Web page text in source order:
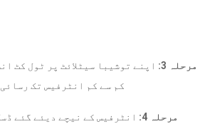
مرحلہ 3:
اپنے توشیبا سیٹلائٹ پر ٹول کٹ
کم سے کم انٹرفیس تک رسائی
مرحلہ 4:
انٹرفیس کے نیچے دیئے گئے